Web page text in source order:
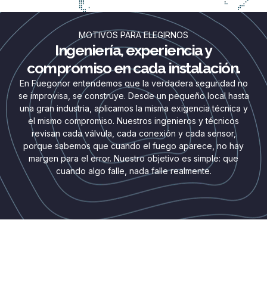
MOTIVOS PARA ELEGIRNOS
Ingeniería, experiencia y
compromiso en cada instalación.
En Fuegonor entendemos que la verdadera seguridad no
se improvisa, se construye. Desde un pequeño local hasta
una gran industria, aplicamos la misma exigencia técnica y
el mismo compromiso. Nuestros ingenieros y técnicos
revisan cada válvula, cada conexión y cada sensor,
porque sabemos que cuando el fuego aparece, no hay
margen para el error. Nuestro objetivo es simple: que
cuando algo falle, nada falle realmente.